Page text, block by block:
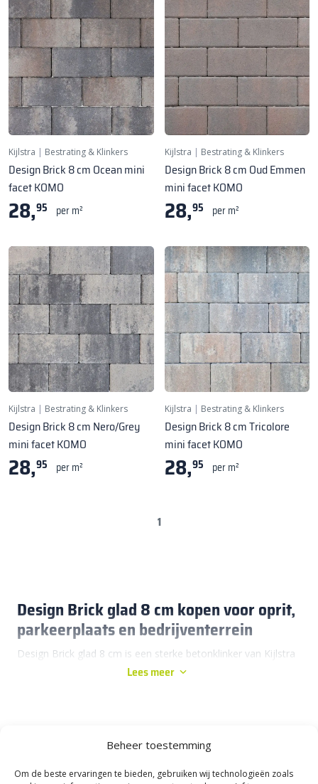
Beheer toestemming
Om de beste ervaringen te bieden, gebruiken wij technologieën zoals
Kijlstra | Bestrating & Klinkers
Design Brick 8 cm Ocean mini
facet KOMO
28,95 per m²
Kijlstra | Bestrating & Klinkers
Design Brick 8 cm Oud Emmen
mini facet KOMO
28,95 per m²
Kijlstra | Bestrating & Klinkers
Design Brick 8 cm Nero/Grey
mini facet KOMO
28,95 per m²
Kijlstra | Bestrating & Klinkers
Design Brick 8 cm Tricolore
mini facet KOMO
28,95 per m²
1
Design Brick glad 8 cm kopen voor oprit,
parkeerplaats en bedrijventerrein
Design Brick glad 8 cm is een sterke betonklinker van Kijlstra
met een deklaag, mini facetrand en afstandhouders. Door de
bestrating stevig moet zijn en lang netjes moet blijven. Denk
aan een oprit waar dagelijks auto’s op staan, een
Lees meer